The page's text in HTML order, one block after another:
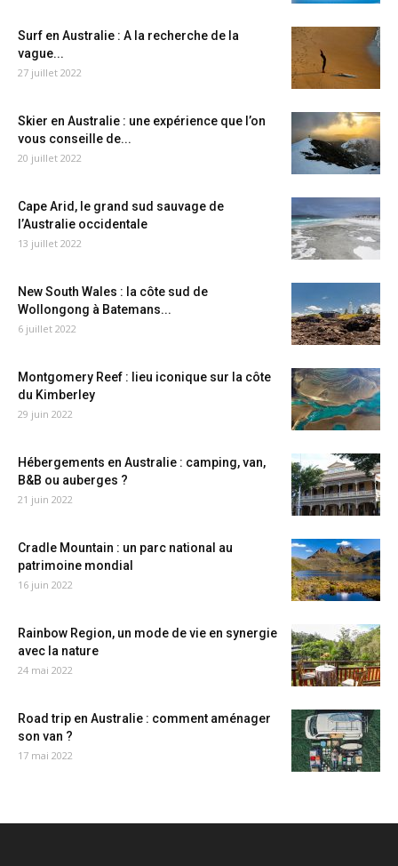
Surf en Australie : A la recherche de la
vague...
27 juillet 2022
Skier en Australie : une expérience que l’on
vous conseille de...
20 juillet 2022
Cape Arid, le grand sud sauvage de
l’Australie occidentale
13 juillet 2022
New South Wales : la côte sud de
Wollongong à Batemans...
6 juillet 2022
Montgomery Reef : lieu iconique sur la côte
du Kimberley
29 juin 2022
Hébergements en Australie : camping, van,
B&B ou auberges ?
21 juin 2022
Cradle Mountain : un parc national au
patrimoine mondial
16 juin 2022
Rainbow Region, un mode de vie en synergie
avec la nature
24 mai 2022
Road trip en Australie : comment aménager
son van ?
17 mai 2022